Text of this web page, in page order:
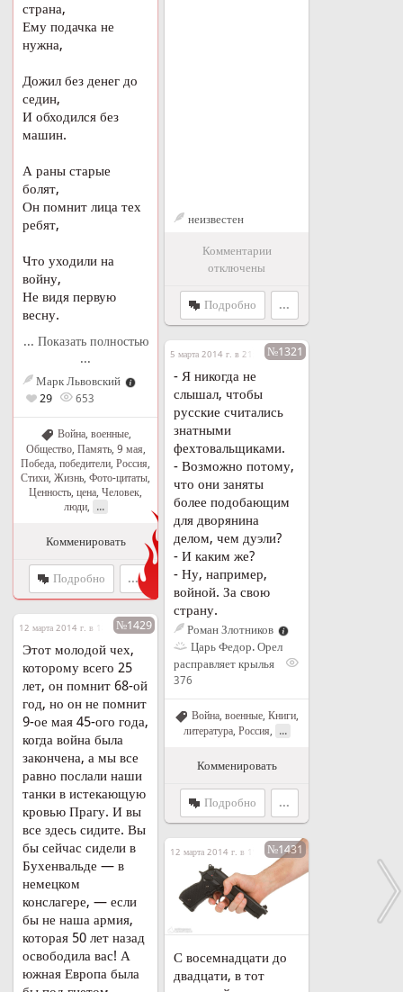
страна,
Ему подачка не
нужна,
Дожил без денег до
седин,
И обходился без
машин.
А раны старые
болят,
Он помнит лица тех
ребят,
Что уходили на
войну,
Не видя первую
весну.
... Показать полностью
...
Марк Львовский
29
653
Война, военные,
Общество, Память, 9 мая
Победа, победители Россия
Стихи Жизнь Фото-цитаты
Ценность, цена Человек,
люди, ...
Комменировать
Подробно ...
Огонь!
неизвестен
Комментарии
отключены
Подробно ...
5 марта 2014 г. в 21:45 №1321
- Я никогда не
слышал, чтобы
русские считались
знатными
фехтовальщиками.
- Возможно потому,
что они заняты
более подобающим
для дворянина
делом, чем дуэли?
- И каким же?
- Ну, например,
войной. За свою
страну.
Роман Злотников
Царь Федор. Орел
расправляет крылья
376
Война, военные, Книги,
литература, Россия ...
Комменировать
Подробно ...
12 марта 2014 г. в 18:53№1429
Этот молодой чех,
которому всего 25
лет, он помнит 68-ой
год, но он не помнит
9-ое мая 45-ого года,
когда война была
закончена, а мы все
равно послали наши
танки в истекающую
кровью Прагу. И вы
все здесь сидите. Вы
бы сейчас сидели в
Бухенвальде — в
немецком
конслагере, — если
бы не наша армия,
которая 50 лет назад
освободила вас! А
южная Европа была
12 марта 2014 г. в 19:04№1431
С восемнадцати до
двадцати, в тот